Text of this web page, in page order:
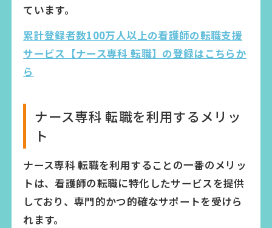
ています。
累計登録者数100万人以上の看護師の転職支援
サービス【ナース専科 転職】の登録はこちらか
ら
ナース専科 転職を利用するメリッ
ト
ナース専科 転職を利用することの一番のメリッ
トは、看護師の転職に特化したサービスを提供
しており、専門的かつ的確なサポートを受けら
れます。